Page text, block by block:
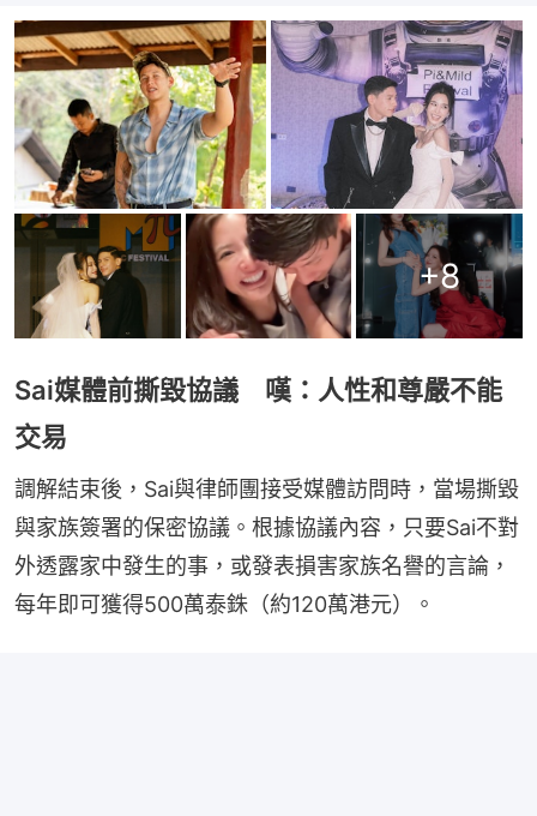
+8
Sai媒體前撕毀協議 嘆：人性和尊嚴不能
交易
調解結束後，Sai與律師團接受媒體訪問時，當場撕毀
與家族簽署的保密協議。根據協議內容，只要Sai不對
外透露家中發生的事，或發表損害家族名譽的言論，
每年即可獲得500萬泰銖（約120萬港元）。